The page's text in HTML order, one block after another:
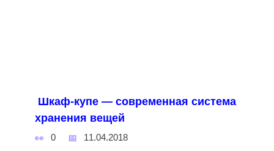
Шкаф-купе — современная система
хранения вещей
0 11.04.2018